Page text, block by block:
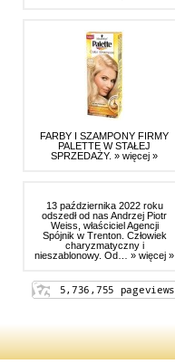
FARBY I SZAMPONY FIRMY
PALETTE W STAŁEJ
SPRZEDAŻY. » więcej »
13 października 2022 roku
odszedł od nas Andrzej Piotr
Weiss, właściciel Agencji
Spójnik w Trenton. Człowiek
charyzmatyczny i
nieszablonowy. Od… » więcej »